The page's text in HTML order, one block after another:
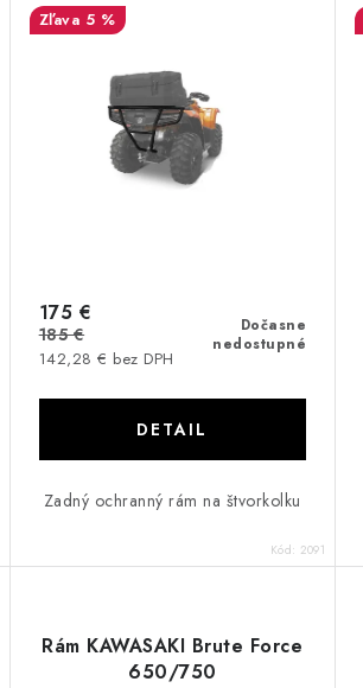
5 %
Dočasne
nedostupné
142,28 € bez DPH
175 €
185 €
DETAIL
Zadný ochranný rám na štvorkolku
Kód: 2091
Rám KAWASAKI Brute Force
650/750